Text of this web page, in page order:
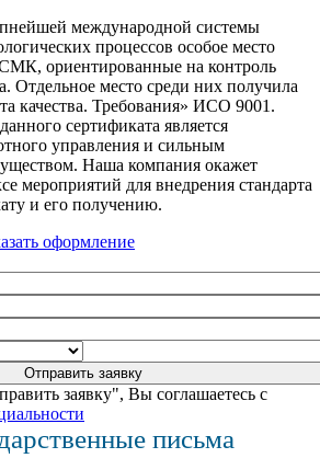
международной системы
процессов особое место
ориентированные на контроль
Отдельное место среди них получила
качества. Требования» ИСО 9001.
сертификата является
управления и сильным
Наша компания окажет
мероприятий для внедрения стандарта
и его получению.
оформление
заявку", Вы соглашаетесь с
письма